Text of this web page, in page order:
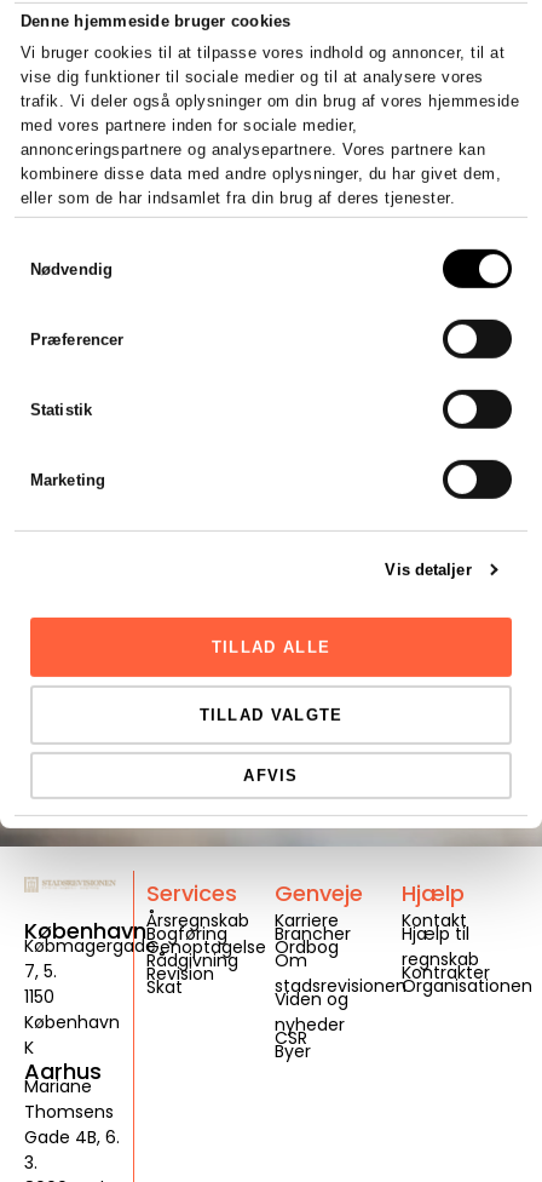
Denne hjemmeside bruger cookies
Vi bruger cookies til at tilpasse vores indhold og annoncer, til at
vise dig funktioner til sociale medier og til at analysere vores
trafik. Vi deler også oplysninger om din brug af vores hjemmeside
med vores partnere inden for sociale medier,
annonceringspartnere og analysepartnere. Vores partnere kan
kombinere disse data med andre oplysninger, du har givet dem,
eller som de har indsamlet fra din brug af deres tjenester.
Nødvendig
Præferencer
Statistik
Marketing
Vis detaljer
TILLAD ALLE
TILLAD VALGTE
AFVIS
5/5 stjerner baseret på50+ anmeldelser
København
Købmagergade
7, 5.
1150
København
K
Aarhus
Mariane
Thomsens
Gade 4B, 6.
3.
Services
Årsregnskab
Bogføring
Genoptagelse
Rådgivning
Revision
Skat
Genveje
Karriere
Brancher
Ordbog
Om
stadsrevisionen
Viden og
nyheder
CSR
Byer
Hjælp
Kontakt
Hjælp til
regnskab
Kontrakter
Organisationen